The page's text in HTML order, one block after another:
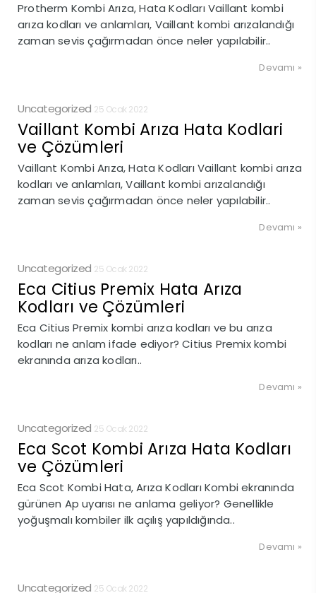
Protherm Kombi Arıza, Hata Kodları Vaillant kombi
arıza kodları ve anlamları, Vaillant kombi arızalandığı
zaman sevis çağırmadan önce neler yapılabilir..
Devamı »
Uncategorized 25 Ocak 2022
Vaillant Kombi Arıza Hata Kodlari
ve Çözümleri
Vaillant Kombi Arıza, Hata Kodları Vaillant kombi arıza
kodları ve anlamları, Vaillant kombi arızalandığı
zaman sevis çağırmadan önce neler yapılabilir..
Devamı »
Uncategorized 25 Ocak 2022
Eca Citius Premix Hata Arıza
Kodları ve Çözümleri
Eca Citius Premix kombi arıza kodları ve bu arıza
kodları ne anlam ifade ediyor? Citius Premix kombi
ekranında arıza kodları..
Devamı »
Uncategorized 25 Ocak 2022
Eca Scot Kombi Arıza Hata Kodları
ve Çözümleri
Eca Scot Kombi Hata, Arıza Kodları Kombi ekranında
gürünen Ap uyarısı ne anlama geliyor? Genellikle
yoğuşmalı kombiler ilk açılış yapıldığında..
Devamı »
Uncategorized 25 Ocak 2022